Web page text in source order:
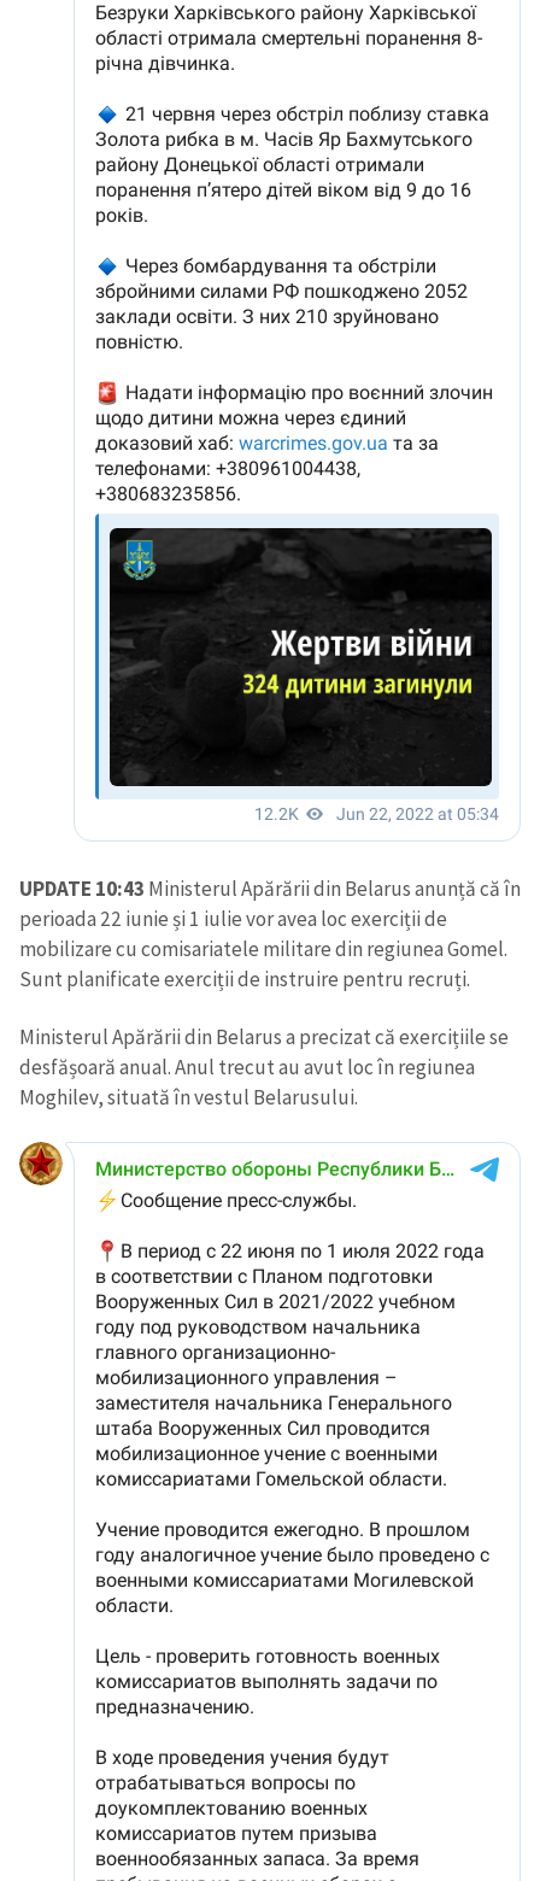
UPDATE 10:43 Ministerul Apărării din Belarus anunță că în
perioada 22 iunie și 1 iulie vor avea loc exerciții de
mobilizare cu comisariatele militare din regiunea Gomel.
Sunt planificate exerciții de instruire pentru recruți.
Ministerul Apărării din Belarus a precizat că exercițiile se
desfășoară anual. Anul trecut au avut loc în regiunea
Moghilev, situată în vestul Belarusului.